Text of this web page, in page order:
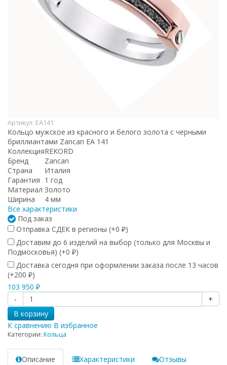
Артикул: EA141
Кольцо мужское из красного и белого золота с черными
бриллиантами Zancan EA 141
КоллекцияREKORD
Бренд
Zancan
Страна
Италия
Гарантия 1 год
Материал Золото
Ширина
4 мм
Все характеристики
Под заказ
Отправка СДЕК в регионы (+0 ₽)
Доставим до 6 изделий на выбор (только для Москвы и
Подмосковья) (+0 ₽)
Доставка сегодня при оформлении заказа после 13 часов
(+200 ₽)
103 950 ₽
-
+
В корзину
К сравнению В избранное
Категории: Кольца
Описание Характеристики Отзывы